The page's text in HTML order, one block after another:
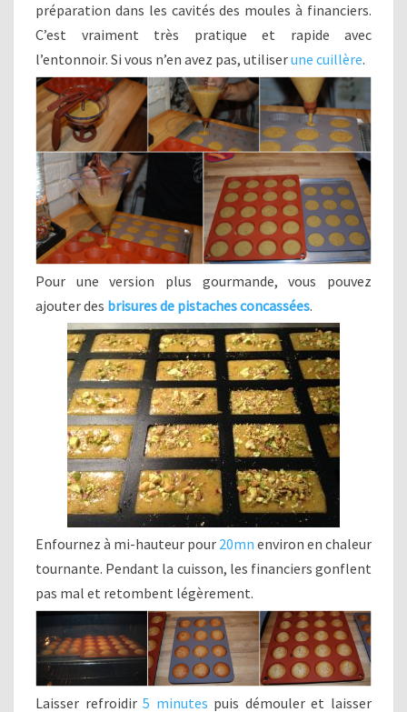
préparation dans les cavités des moules à financiers.
C’est vraiment très pratique et rapide avec
l’entonnoir. Si vous n’en avez pas, utiliserune cuillère.
Pour une version plus gourmande, vous pouvez
ajouter des brisures de pistaches concassées.
Enfournez à mi-hauteur pour 20mn environ en chaleur
tournante. Pendant la cuisson, les financiers gonflent
pas mal et retombent légèrement.
Laisser refroidir5 minutes puis démouler et laisser